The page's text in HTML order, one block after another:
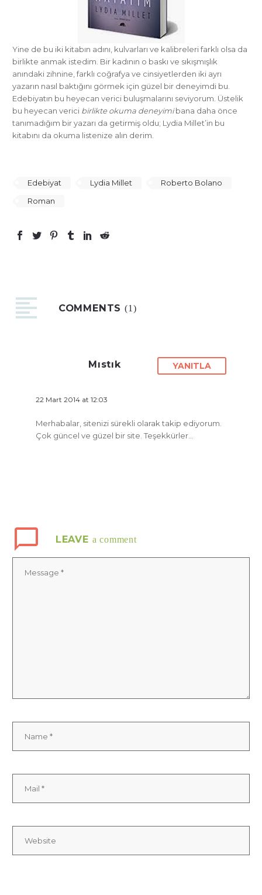
Yine de bu iki kitabın adını, kulvarları ve kalibreleri farklı olsa da
birlikte anmak istedim. Bir kadının o baskı ve sıkışmışlık
anındaki zihnine, farklı coğrafya ve cinsiyetlerden iki ayrı
yazarın nasıl baktığını görmek için güzel bir deneyimdi bu.
Edebiyatın bu heyecan verici buluşmalarını seviyorum. Üstelik
bu heyecan verici birlikte okuma deneyimibana daha önce
tanımadığım bir yazarı da getirmiş oldu; Lydia Millet’in bu
kitabını da okuma listenize alın derim.
Edebiyat Lydia Millet
Roberto Bolano
Roman
COMMENTS(1)
Mıstık
22 Mart 2014 at 12:03
YANITLA
Merhabalar, sitenizi sürekli olarak takip ediyorum.
Çok güncel ve güzel bir site. Teşekkürler…
LEAVE a comment